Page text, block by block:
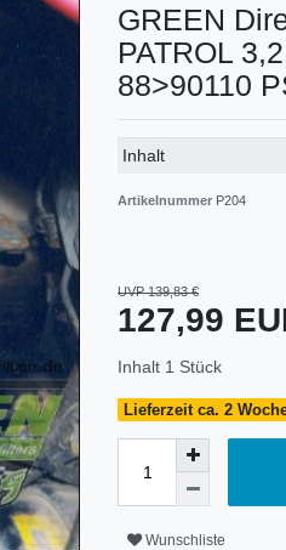
GREEN
PATROL
88>90110
Technisches
Wert
Inhalt
Artikelnummer P204
UVP 139,83 €
127,99
Inhalt 1 Stück
Lieferzeit ca. 2
Wunschliste